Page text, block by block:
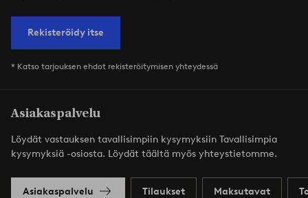
Rekisteröidy itse
* Katso tarjouksen ehdot rekisteröitymisen yhteydessä
Asiakaspalvelu
Löydät vastauksen tavallisimpiin kysymyksiin Tavallisimpia
kysymyksiä -osiosta. Löydät täältä myös yhteystietomme.
Asiakaspalvelu Tilaukset Maksutavat